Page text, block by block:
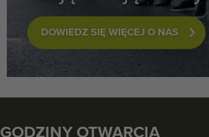
DOWIEDZ SIĘ WIĘCEJ O NAS
GODZINY OTWARCIA